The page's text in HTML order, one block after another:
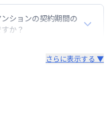
ますのでお気軽にお問い
ションの契約期間の
か？
応可能です。その際、再
できるだけお早めにご
さらに表示する ▼